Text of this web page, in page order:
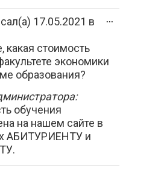
17.05.2021 в
какая стоимость
экономики
образования?
обучения
на нашем сайте в
АБИТУРИЕНТУ и
...